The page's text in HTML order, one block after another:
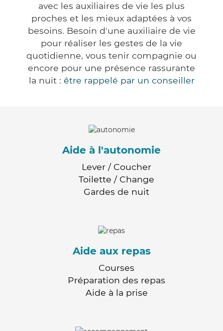
avec les auxiliaires de vie les plus
proches et les mieux adaptées à vos
besoins. Besoin d'une auxiliaire de vie
pour réaliser les gestes de la vie
quotidienne, vous tenir compagnie ou
encore pour une présence rassurante
la nuit : être rappelé par un conseiller
Aide à l'autonomie
Lever / Coucher
Toilette / Change
Gardes de nuit
Aide aux repas
Courses
Préparation des repas
Aide à la prise